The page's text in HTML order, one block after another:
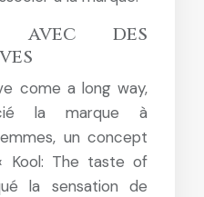
avec des
come a long way,
la marque à
un concept
Kool: The taste of
la sensation de